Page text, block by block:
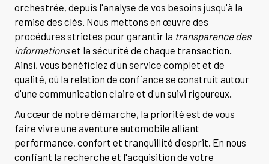
orchestrée, depuis l'analyse de vos besoins jusqu'à la
remise des clés. Nous mettons en œuvre des
procédures strictes pour garantir la transparence des
informationset la sécurité de chaque transaction.
Ainsi, vous bénéficiez d'un service complet et de
qualité, où la relation de confiance se construit autour
d'une communication claire et d'un suivi rigoureux.
Au cœur de notre démarche, la priorité est de vous
faire vivre une aventure automobile alliant
performance, confort et tranquillité d'esprit. En nous
confiant la recherche et l'acquisition de votre